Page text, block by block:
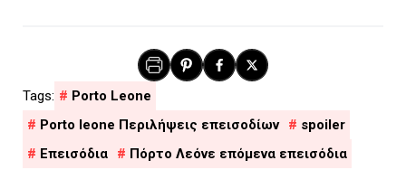
Porto Leone
Porto leone Περιλήψεις επεισοδίων
spoiler
Επεισόδια
Πόρτο Λεόνε επόμενα επεισόδια